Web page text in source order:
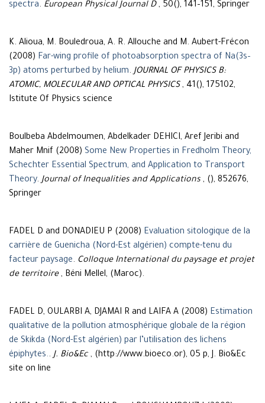
spectra. European Physical Journal D, 50(), 141–151, Springer
K. Alioua, M. Bouledroua, A. R. Allouche and M. Aubert-Frécon
(2008) Far-wing profile of photoabsorption spectra of Na(3s–
3p) atoms perturbed by helium.JOURNAL OF PHYSICS B:
ATOMIC, MOLECULAR AND OPTICAL PHYSICS , 41(), 175102,
Istitute Of Physics science
Boulbeba Abdelmoumen, Abdelkader DEHICI, Aref Jeribi and
Maher Mnif (2008) Some New Properties in Fredholm Theory,
Schechter Essential Spectrum, and Application to Transport
Theory.Journal of Inequalities and Applications , (), 852676,
Springer
FADEL D and DONADIEU P (2008) Evaluation sitologique de la
carrière de Guenicha (Nord-Est algérien) compte-tenu du
facteur paysage. Colloque International du paysage et projet
de territoire, Béni Mellel, (Maroc).
FADEL D, OULARBI A, DJAMAI R and LAIFA A (2008) Estimation
qualitative de la pollution atmosphérique globale de la région
de Skikda (Nord-Est algérien) par l’utilisation des lichens
épiphytes..J. Bio&Ec, (http://www.bioeco.or), 05 p, J. Bio&Ec
site on line